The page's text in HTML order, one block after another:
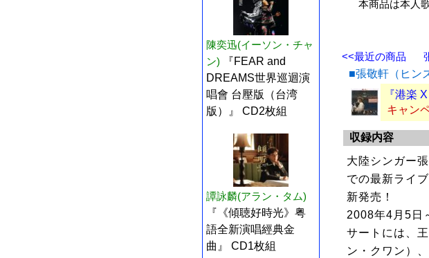
陳奕迅(イーソン・チャ
ン)
『FEAR and
DREAMS世界巡迴演
唱會 台壓版（台湾
版）』 CD2枚組
譚詠麟(アラン・タム)
『《傾聴好時光》粤
語全新演唱經典金
曲』 CD1枚組
本商品は本人
<<最近の商品
■張敬軒（ヒン
『港楽
キャン
収録内容
大陸シンガー
での最新ライ
新発売！
2008年4月5日
サートには、
ン・クワン）